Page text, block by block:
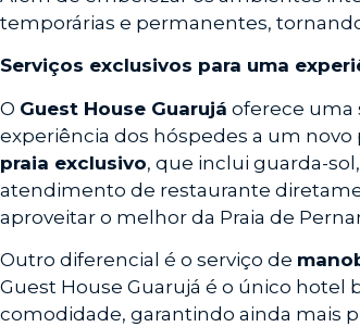
temporárias e permanentes,
Serviços exclusivos para uma
O Guest House Guarujá oferece uma
experiência dos hóspedes a um
praia exclusivo, que inclui guarda-
atendimento de restaurante
aproveitar o melhor da Praia de
Outro diferencial é o serviço de
Guest House Guarujá é o único hotel
comodidade, garantindo ainda mais